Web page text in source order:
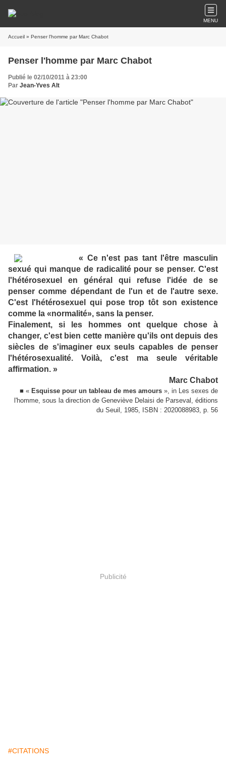
MENU
Accueil » Penser l'homme par Marc Chabot
Penser l'homme par Marc Chabot
Publié le 02/10/2011 à 23:00
Par Jean-Yves Alt
« Ce n'est pas tant l'être masculin
sexué qui manque de radicalité pour se penser. C'est
l'hétérosexuel en général qui refuse l'idée de se
penser comme dépendant de l'un et de l'autre sexe.
C'est l'hétérosexuel qui pose trop tôt son existence
comme la «normalité», sans la penser.
Finalement, si les hommes ont quelque chose à
changer, c'est bien cette manière qu'ils ont depuis des
siècles de s'imaginer eux seuls capables de penser
l'hétérosexualité. Voilà, c'est ma seule véritable
affirmation. »
Marc Chabot
■ « Esquisse pour un tableau de mes amours », in Les sexes de
l'homme, sous la direction de Geneviève Delaisi de Parseval, éditions
du Seuil, 1985, ISBN : 2020088983, p. 56
Publicité
#CITATIONS